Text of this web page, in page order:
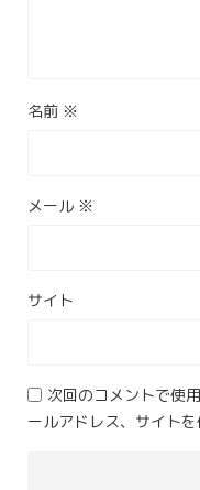
名前 ※
メール ※
サイト
次回のコメントで使
ールアドレス、サイトを